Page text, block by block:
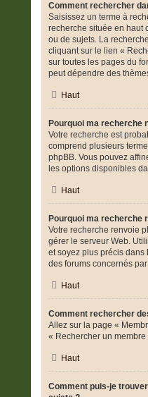
Comment rechercher
Saisissez un terme à
recherche située en haut
ou de sujets. La
cliquant sur le lien «
sur toutes les pages du
peut dépendre des
Haut
Pourquoi ma recherche
Votre recherche est
comprend plusieurs
phpBB. Vous pouvez
les options disponibles
Haut
Pourquoi ma recherche
Votre recherche renvoie
gérer le serveur Web.
et soyez plus précis dans
des forums concernés
Haut
Comment rechercher
Allez sur la page «
« Rechercher un membre
Haut
Comment puis-je